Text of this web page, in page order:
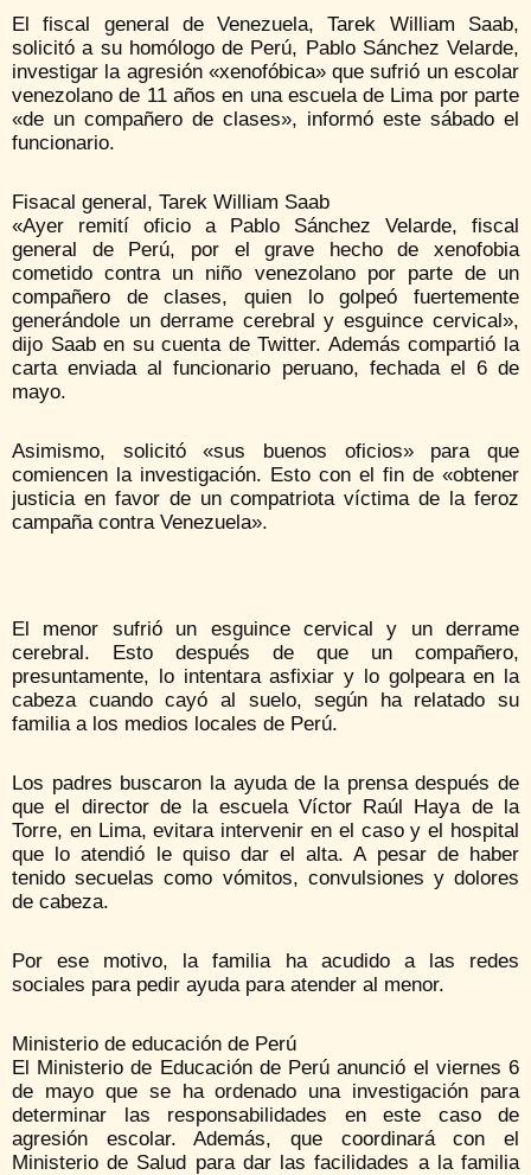
El fiscal general de Venezuela, Tarek William Saab,
solicitó a su homólogo de Perú, Pablo Sánchez Velarde,
investigar la agresión «xenofóbica» que sufrió un escolar
venezolano de 11 años en una escuela de Lima por parte
«de un compañero de clases», informó este sábado el
funcionario.
Fisacal general, Tarek William Saab
«Ayer remití oficio a Pablo Sánchez Velarde, fiscal
general de Perú, por el grave hecho de xenofobia
cometido contra un niño venezolano por parte de un
compañero de clases, quien lo golpeó fuertemente
generándole un derrame cerebral y esguince cervical»,
dijo Saab en su cuenta de Twitter. Además compartió la
carta enviada al funcionario peruano, fechada el 6 de
mayo.
Asimismo, solicitó «sus buenos oficios» para que
comiencen la investigación. Esto con el fin de «obtener
justicia en favor de un compatriota víctima de la feroz
campaña contra Venezuela».
El menor sufrió un esguince cervical y un derrame
cerebral. Esto después de que un compañero,
presuntamente, lo intentara asfixiar y lo golpeara en la
cabeza cuando cayó al suelo, según ha relatado su
familia a los medios locales de Perú.
Los padres buscaron la ayuda de la prensa después de
que el director de la escuela Víctor Raúl Haya de la
Torre, en Lima, evitara intervenir en el caso y el hospital
que lo atendió le quiso dar el alta. A pesar de haber
tenido secuelas como vómitos, convulsiones y dolores
de cabeza.
Por ese motivo, la familia ha acudido a las redes
sociales para pedir ayuda para atender al menor.
Ministerio de educación de Perú
El Ministerio de Educación de Perú anunció el viernes 6
de mayo que se ha ordenado una investigación para
determinar las responsabilidades en este caso de
agresión escolar. Además, que coordinará con el
Ministerio de Salud para dar las facilidades a la familia